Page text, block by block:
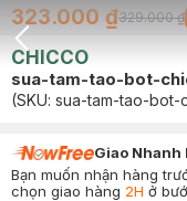
Back Icon
323.000 ₫329.000 ₫
CHICCO
sua-tam-tao-bot-
(SKU: sua-tam-tao-bot-
Giao Nhanh
Bạn muốn nhận hàng
chọn giao hàng 2H ở